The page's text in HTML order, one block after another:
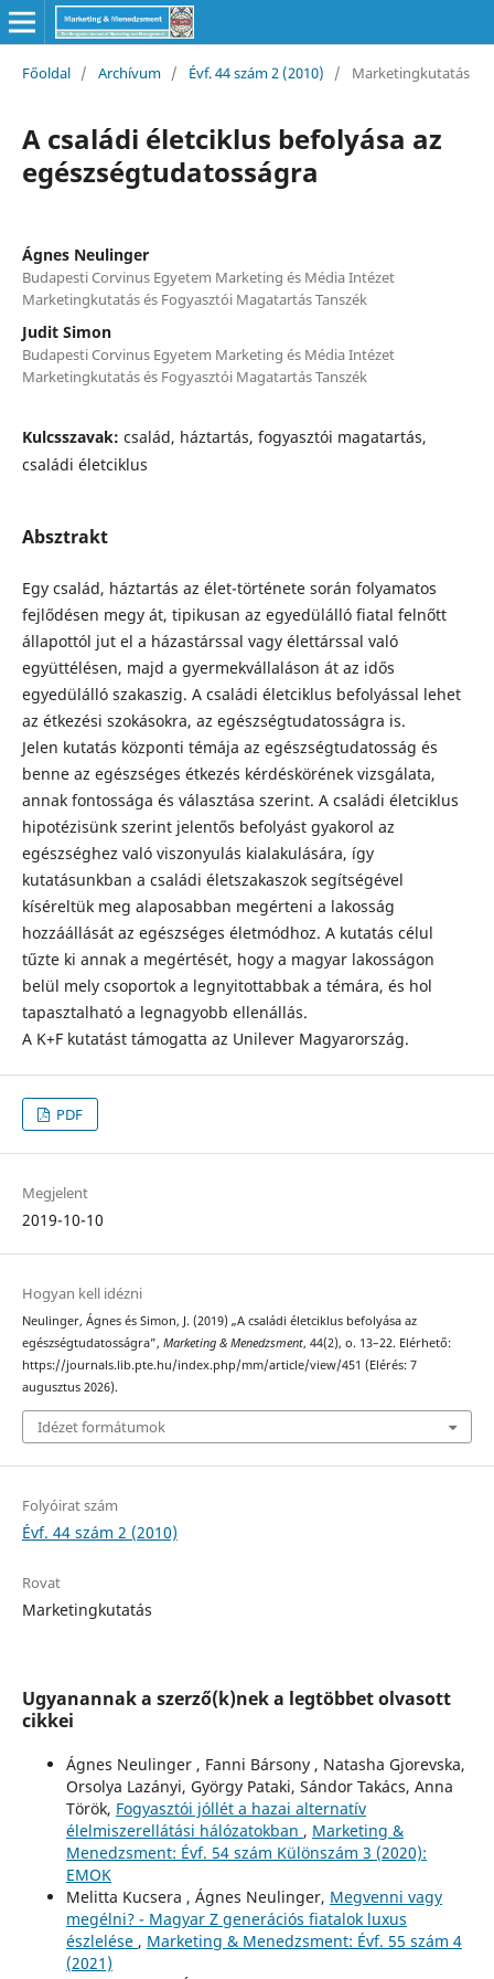
Főoldal / Archívum / Évf. 44 szám 2 (2010) / Marketingkutatás
A családi életciklus befolyása az
egészségtudatosságra
Ágnes Neulinger
Budapesti Corvinus Egyetem Marketing és Média Intézet
Marketingkutatás és Fogyasztói Magatartás Tanszék
Judit Simon
Budapesti Corvinus Egyetem Marketing és Média Intézet
Marketingkutatás és Fogyasztói Magatartás Tanszék
Kulcsszavak: család, háztartás, fogyasztói magatartás,
családi életciklus
Absztrakt
Egy család, háztartás az élet-története során folyamatos
fejlődésen megy át, tipikusan az egyedülálló fiatal felnőtt
állapottól jut el a házastárssal vagy élettárssal való
együttélésen, majd a gyermekvállaláson át az idős
egyedülálló szakaszig. A családi életciklus befolyással lehet
az étkezési szokásokra, az egészségtudatosságra is.
Jelen kutatás központi témája az egészségtudatosság és
benne az egészséges étkezés kérdéskörének vizsgálata,
annak fontossága és választása szerint. A családi életciklus
hipotézisünk szerint jelentős befolyást gyakorol az
egészséghez való viszonyulás kialakulására, így
kutatásunkban a családi életszakaszok segítségével
kíséreltük meg alaposabban megérteni a lakosság
hozzáállását az egészséges életmódhoz. A kutatás célul
tűzte ki annak a megértését, hogy a magyar lakosságon
belül mely csoportok a legnyitottabbak a témára, és hol
tapasztalható a legnagyobb ellenállás.
A K+F kutatást támogatta az Unilever Magyarország.
PDF
Megjelent
2019-10-10
Hogyan kell idézni
Neulinger, Ágnes és Simon, J. (2019) „A családi életciklus befolyása az
egészségtudatosságra”, Marketing & Menedzsment, 44(2), o. 13–22. Elérhető:
https://journals.lib.pte.hu/index.php/mm/article/view/451 (Elérés: 7
augusztus 2026).
Idézet formátumok
Folyóirat szám
Évf. 44 szám 2 (2010)
Rovat
Marketingkutatás
Ugyanannak a szerző(k)nek a legtöbbet olvasott
cikkei
Ágnes Neulinger , Fanni Bársony , Natasha Gjorevska,
Orsolya Lazányi, György Pataki, Sándor Takács, Anna
Török, Fogyasztói jóllét a hazai alternatív
élelmiszerellátási hálózatokban , Marketing &
Menedzsment: Évf. 54 szám Különszám 3 (2020):
EMOK
Melitta Kucsera , Ágnes Neulinger, Megvenni vagy
megélni? - Magyar Z generációs fiatalok luxus
észlelése , Marketing & Menedzsment: Évf. 55 szám 4
(2021)